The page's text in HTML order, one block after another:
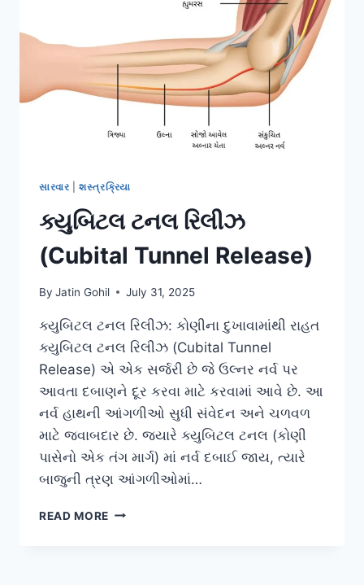
સારવાર |શસ્ત્રક્રિયા
ક્યુબિટલ ટનલ રિલીઝ
(Cubital Tunnel Release)
By Jatin Gohil July 31, 2025
ક્યુબિટલ ટનલ રિલીઝ: કોણીના દુખાવામાંથી રાહત
ક્યુબિટલ ટનલ રિલીઝ (Cubital Tunnel
Release) એ એક સર્જરી છે જે ઉલ્નર નર્વ પર
આવતા દબાણને દૂર કરવા માટે કરવામાં આવે છે. આ
નર્વ હાથની આંગળીઓ સુધી સંવેદન અને ચળવળ
માટે જવાબદાર છે. જ્યારે ક્યુબિટલ ટનલ (કોણી
પાસેનો એક તંગ માર્ગ) માં નર્વ દબાઈ જાય, ત્યારે
બાજુની ત્રણ આંગળીઓમાં…
READ MORE ક્યુબિટલ